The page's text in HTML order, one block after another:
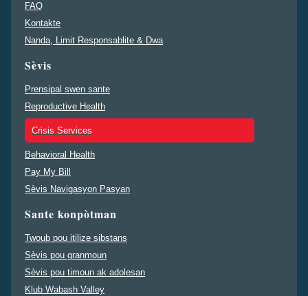
FAQ
Kontakte
Nanda, Limit Responsablite & Dwa
Sèvis
Prensipal swen sante
Reproductive Health
Crisis Services
Behavioral Health
Pay My Bill
Sèvis Navigasyon Pasyan
Sante konpòtman
Twoub pou itilize sibstans
Sèvis pou granmoun
Sèvis pou timoun ak adolesan
Klub Wabash Valley